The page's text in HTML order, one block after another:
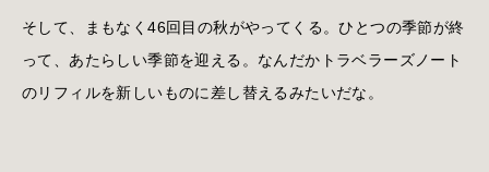
そして、まもなく46回目の秋がやってくる。ひとつの季節が終
って、あたらしい季節を迎える。なんだかトラベラーズノート
のリフィルを新しいものに差し替えるみたいだな。